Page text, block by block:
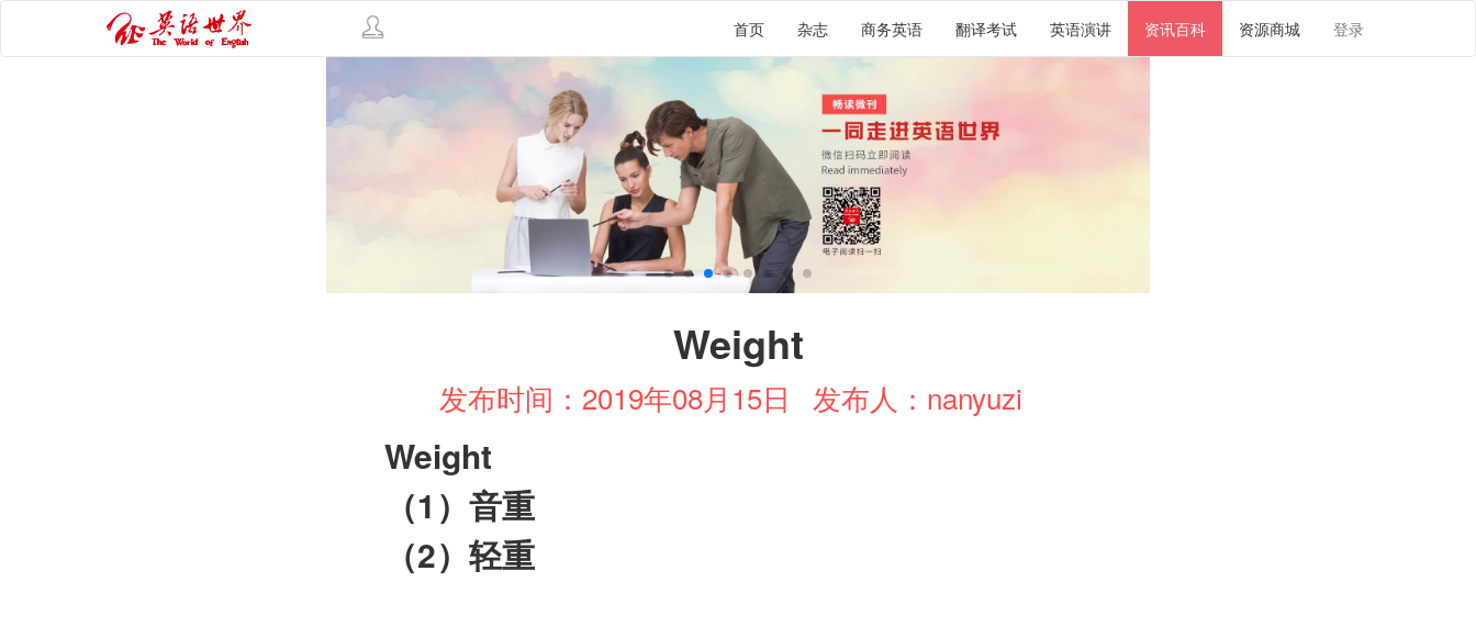
首页 杂志 商务英语 翻译考试 英语演讲 资讯百科 资源商城 登录
Weight
发布时间：2019年08月15日 发布人：nanyuzi
Weight
（1 ）音重
（2）轻重